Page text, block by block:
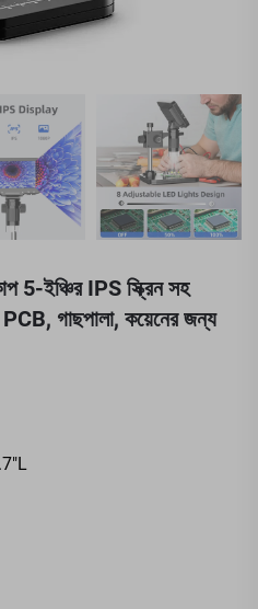
5-ইঞ্চির IPS স্ক্রিন সহ
গাছপালা, কয়েনের জন্য